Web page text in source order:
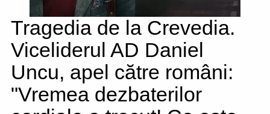
Tragedia de la Crevedia.
Viceliderul AD Daniel
Uncu, apel către români:
"Vremea dezbaterilor